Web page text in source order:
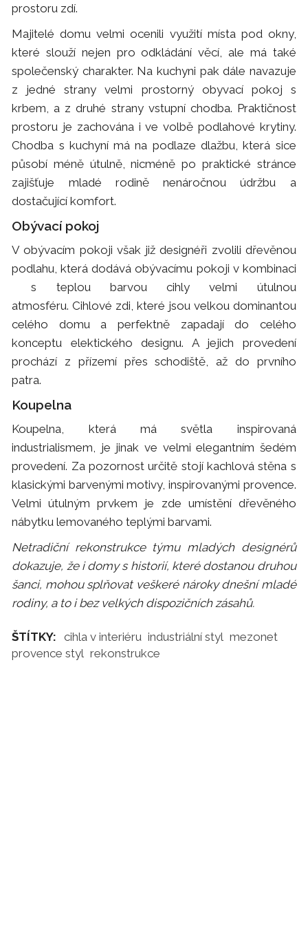
prostoru zdí.
Majitelé domu velmi ocenili využití místa pod okny,
které slouží nejen pro odkládání věcí, ale má také
společenský charakter. Na kuchyni pak dále navazuje
z jedné strany velmi prostorný obyvací pokoj s
krbem, a z druhé strany vstupní chodba. Praktičnost
prostoru je zachována i ve volbě podlahové krytiny.
Chodba s kuchyní má na podlaze dlažbu, která sice
působí méně útulně, nicméně po praktické stránce
zajišťuje mladé rodině nenáročnou údržbu a
dostačující komfort.
Obývací pokoj
V obývacím pokoji však již designéři zvolili dřevěnou
podlahu, která dodává obývacímu pokoji v kombinaci
s teplou barvou cihly velmi útulnou
atmosféru. Cihlové zdi, které jsou velkou dominantou
celého domu a perfektně zapadají do celého
konceptu elektického designu. A jejich provedení
prochází z přízemí přes schodiště, až do prvního
patra.
Koupelna
Koupelna, která má světla inspirovaná
industrialismem, je jinak ve velmi elegantním šedém
provedení. Za pozornost určitě stojí kachlová stěna s
klasickými barvenými motivy, inspirovanými provence.
Velmi útulným prvkem je zde umístění dřevěného
nábytku lemovaného teplými barvami.
Netradiční rekonstrukce týmu mladých designérů
dokazuje, že i domy s historií, které dostanou druhou
šanci, mohou splňovat veškeré nároky dnešní mladé
rodiny, a to i bez velkých dispozičních zásahů.
ŠTÍTKY: cihla v interiéru industriální styl mezonet
provence styl rekonstrukce